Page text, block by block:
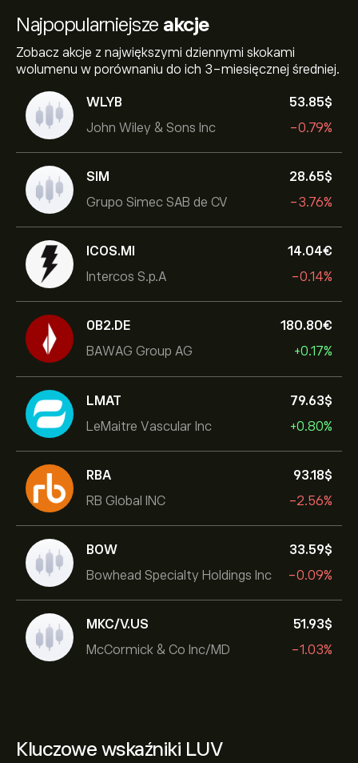
Najpopularniejsze akcje
Zobacz akcje z największymi dziennymi skokami
wolumenu w porównaniu do ich 3-miesięcznej średniej.
WLYB
John Wiley & Sons Inc
53.85‎$‎
-0.79%
SIM
Grupo Simec SAB de CV
28.65‎$‎
-3.76%
ICOS.MI
Intercos S.p.A
14.04‎€‎
-0.14%
0B2.DE
BAWAG Group AG
180.80‎€‎
+0.17%
LMAT
LeMaitre Vascular Inc
79.63‎$‎
+0.80%
RBA
RB Global INC
93.18‎$‎
-2.56%
BOW
Bowhead Specialty Holdings Inc
33.59‎$‎
-0.09%
MKC/V.US
McCormick & Co Inc/MD
51.93‎$‎
-1.03%
Kluczowe wskaźniki LUV